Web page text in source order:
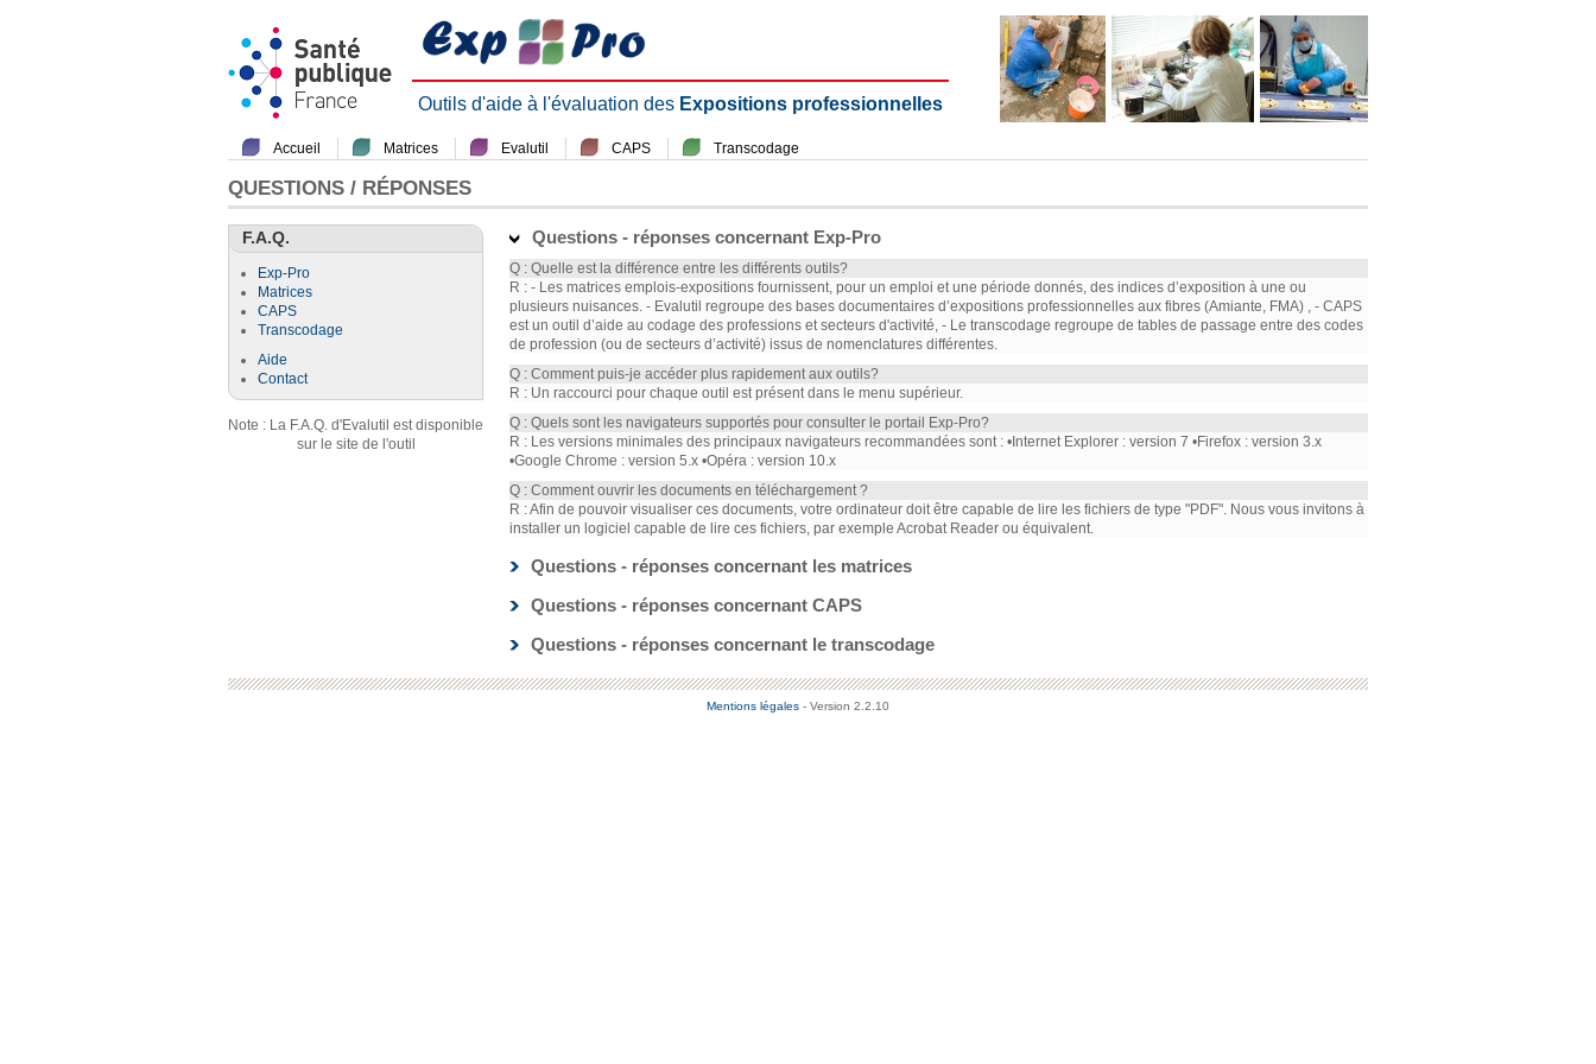
Outils d'aide à l'évaluation des Expositions professionnelles
Accueil Matrices Evalutil CAPS Transcodage
QUESTIONS / RÉPONSES
F.A.Q.
Exp-Pro
Matrices
CAPS
Transcodage
Aide
Contact
Note : La F.A.Q. d'Evalutil est disponible
sur le site de l'outil
Questions - réponses concernant Exp-Pro
Q : Quelle est la différence entre les différents outils?
R : - Les matrices emplois-expositions fournissent, pour un emploi et une période donnés, des indices d’exposition à une ou
plusieurs nuisances. - Evalutil regroupe des bases documentaires d’expositions professionnelles aux fibres (Amiante, FMA) , - CAPS
est un outil d’aide au codage des professions et secteurs d'activité, - Le transcodage regroupe de tables de passage entre des codes
de profession (ou de secteurs d’activité) issus de nomenclatures différentes.
Q : Comment puis-je accéder plus rapidement aux outils?
R : Un raccourci pour chaque outil est présent dans le menu supérieur.
Q : Quels sont les navigateurs supportés pour consulter le portail Exp-Pro?
R : Les versions minimales des principaux navigateurs recommandées sont : •Internet Explorer : version 7 •Firefox : version 3.x
•Google Chrome : version 5.x •Opéra : version 10.x
Q : Comment ouvrir les documents en téléchargement ?
R : Afin de pouvoir visualiser ces documents, votre ordinateur doit être capable de lire les fichiers de type "PDF". Nous vous invitons à
installer un logiciel capable de lire ces fichiers, par exemple Acrobat Reader ou équivalent.
Questions - réponses concernant les matrices
Questions - réponses concernant CAPS
Questions - réponses concernant le transcodage
Mentions légales - Version 2.2.10